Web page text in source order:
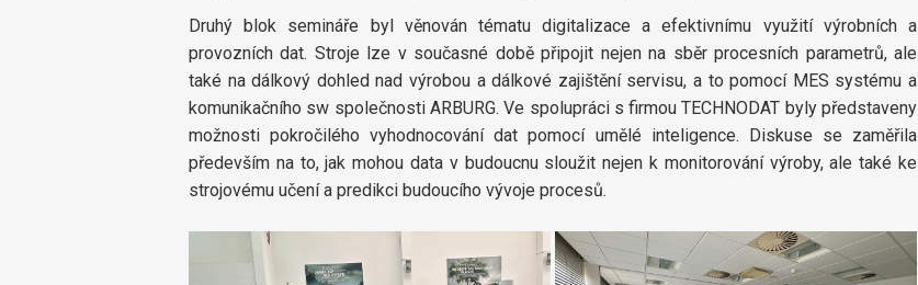
Druhý blok semináře byl věnován tématu digitalizace a efektivnímu využití výrobních a
provozních dat. Stroje lze v současné době připojit nejen na sběr procesních parametrů, ale
také na dálkový dohled nad výrobou a dálkové zajištění servisu, a to pomocí MES systému a
komunikačního sw společnosti ARBURG. Ve spolupráci s firmou TECHNODAT byly představeny
možnosti pokročilého vyhodnocování dat pomocí umělé inteligence. Diskuse se zaměřila
především na to, jak mohou data v budoucnu sloužit nejen k monitorování výroby, ale také ke
strojovému učení a predikci budoucího vývoje procesů.